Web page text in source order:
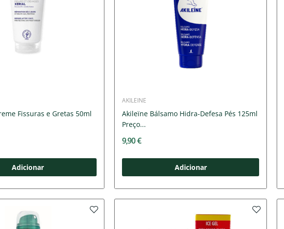
Fissuras e Gretas 50ml
Adicionar
AKILEINE
Akileïne Bálsamo Hidra-Defesa Pés 125ml
Preço...
9,90 €
Adicionar